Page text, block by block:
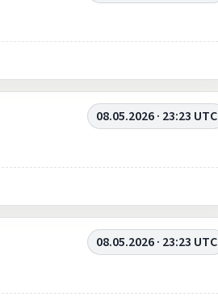
08.05.2026 · 23:23 UTC
08.05.2026 · 23:23 UTC